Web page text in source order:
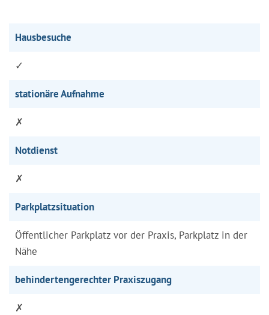
Hausbesuche
✓
stationäre Aufnahme
✗
Notdienst
✗
Parkplatzsituation
Öffentlicher Parkplatz vor der Praxis, Parkplatz in der
Nähe
behindertengerechter Praxiszugang
✗